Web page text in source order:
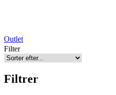
Outlet
Filter
Filtrer